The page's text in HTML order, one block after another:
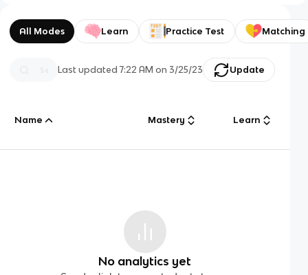
All Modes Learn Practice Test Matching
Last updated7:22 AM on 3/25/23 Update
Name Mastery Learn
No analytics yet